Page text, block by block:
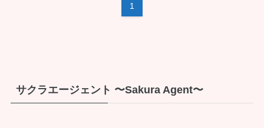
1
サクラエージェント 〜Sakura Agent〜